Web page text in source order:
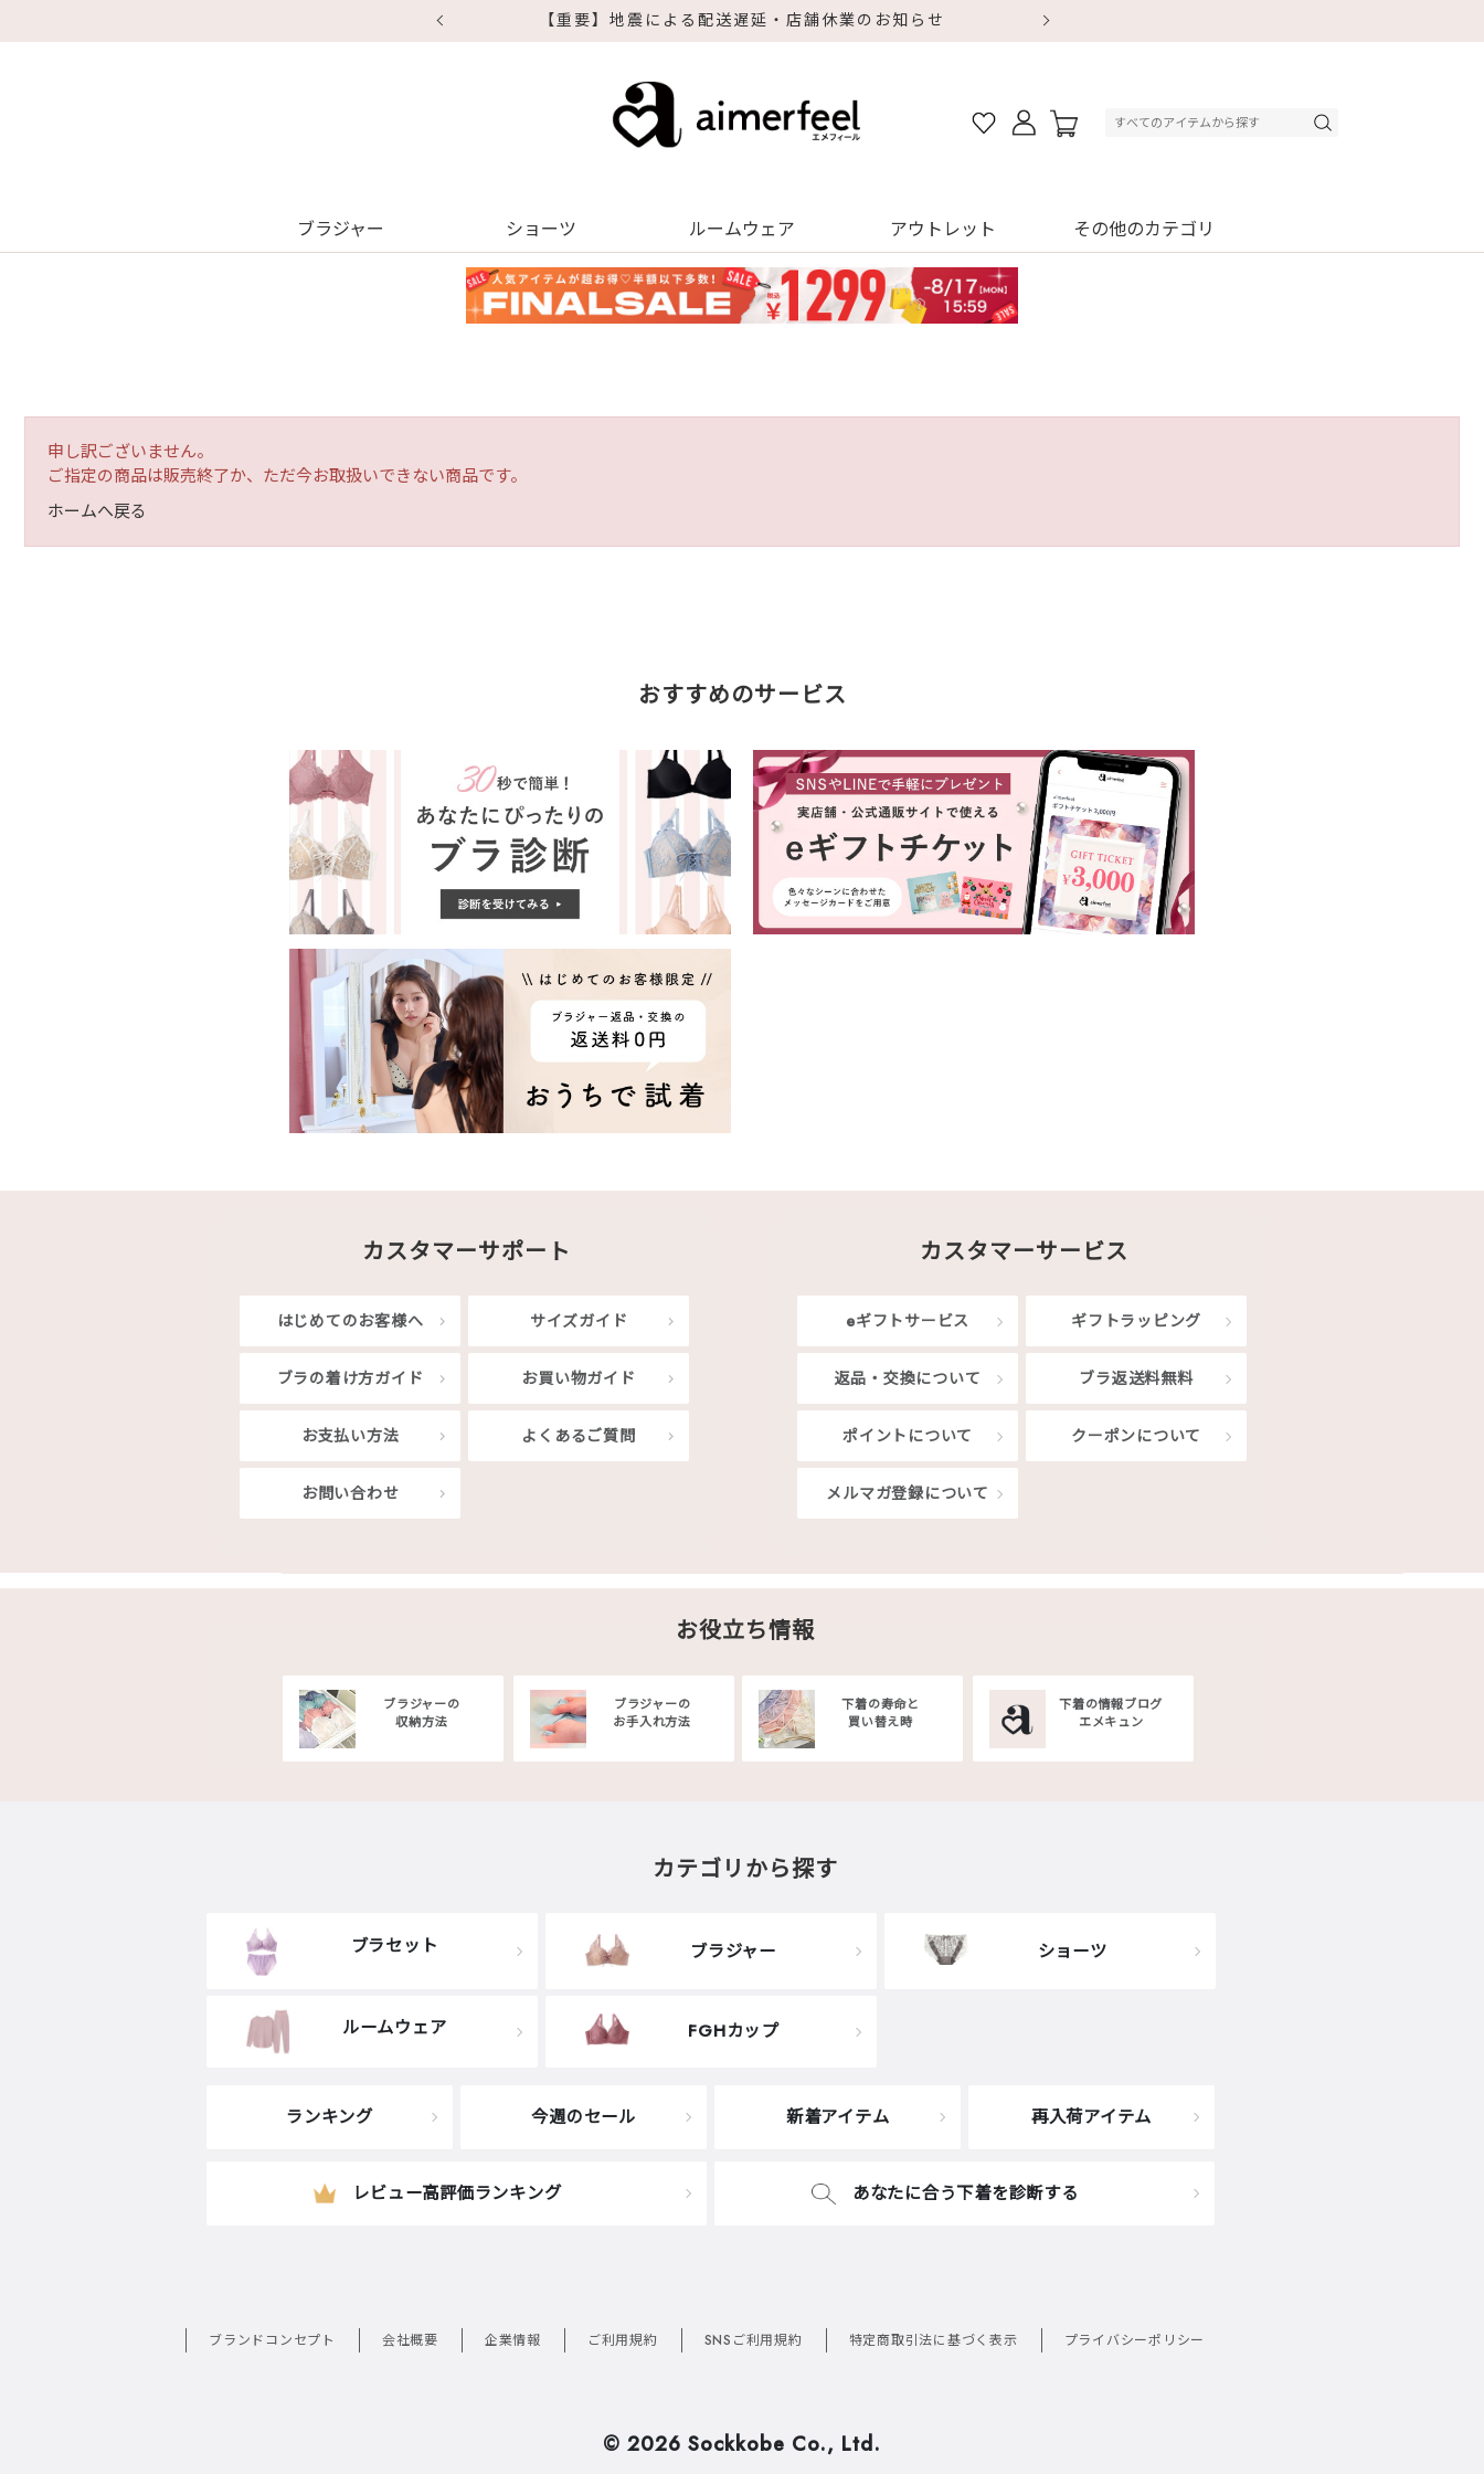
【重要】地震による配送遅延・店舗休業のお知らせ
ブラジャー ショーツ ルームウェア アウトレット その他のカテゴリ
申し訳ございません。
ご指定の商品は販売終了か、ただ今お取扱いできない商品です。
ホームへ戻る
おすすめのサービス
カスタマーサポート
はじめてのお客様へ サイズガイド
ブラの着け方ガイド お買い物ガイド
お支払い方法 よくあるご質問
お問い合わせ
カスタマーサービス
eギフトサービス ギフトラッピング
返品・交換について ブラ返送料無料
ポイントについて クーポンについて
メルマガ登録について
お役立ち情報
ブラジャーの
収納方法
ブラジャーの
お手入れ方法
下着の寿命と
買い替え時
下着の情報ブログ
エメキュン
カテゴリから探す
ブラセット ブラジャー ショーツ
ルームウェア FGHカップ
ランキング 今週のセール 新着アイテム 再入荷アイテム
レビュー高評価ランキング あなたに合う下着を診断する
ブランドコンセプト 会社概要 企業情報 ご利用規約 SNSご利用規約 特定商取引法に基づく表示 プライバシーポリシー
© 2026 Sockkobe Co., Ltd.